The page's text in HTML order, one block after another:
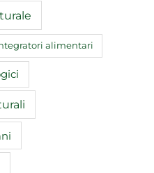
alimentari